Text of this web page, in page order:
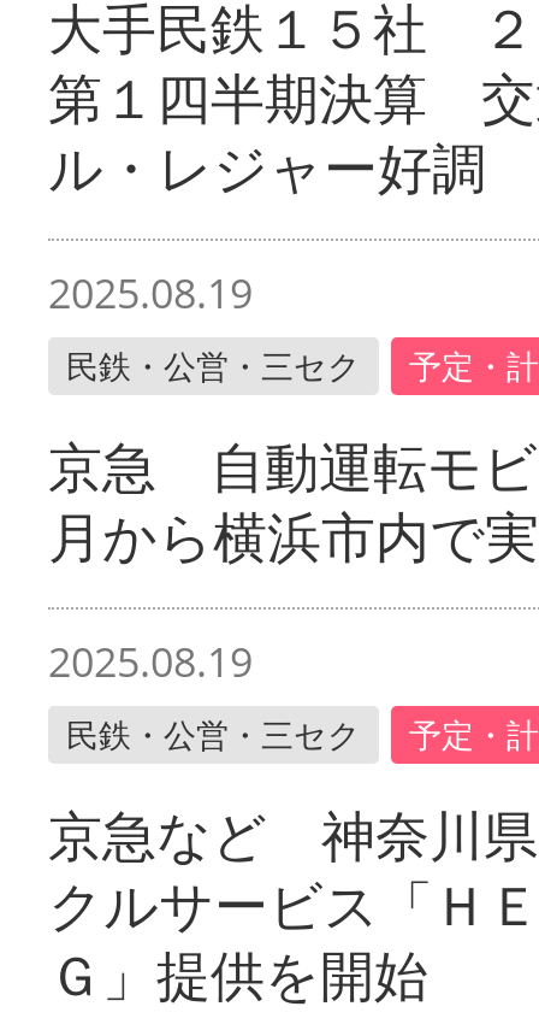
大手民鉄１５社
第１四半期決算
ル・レジャー好調
2025.08.19
民鉄・公営・三セク 予定・
京急 自動運転モ
月から横浜市内で
2025.08.19
民鉄・公営・三セク 予定・
京急など 神奈川
クルサービス「Ｈ
Ｇ」提供を開始